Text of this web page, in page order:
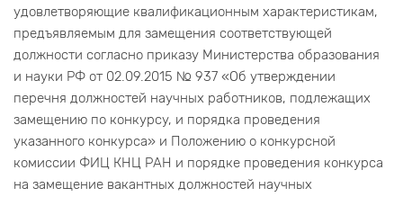
удовлетворяющие квалификационным характеристикам,
предъявляемым для замещения соответствующей
должности согласно приказу Министерства образования
и науки РФ от 02.09.2015 № 937 «Об утверждении
перечня должностей научных работников, подлежащих
замещению по конкурсу, и порядка проведения
указанного конкурса» и Положению о конкурсной
комиссии ФИЦ КНЦ РАН и порядке проведения конкурса
на замещение вакантных должностей научных